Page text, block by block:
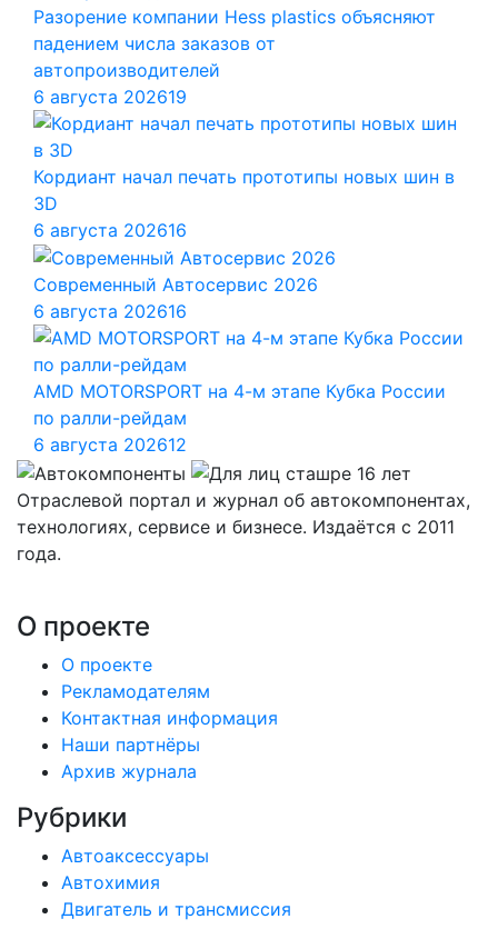
Разорение компании Hess plastics объясняют
падением числа заказов от
автопроизводителей
6 августа 202619
Кордиант начал печать прототипы новых шин в
3D
6 августа 202616
Современный Автосервис 2026
6 августа 202616
AMD MOTORSPORT на 4-м этапе Кубка России
по ралли-рейдам
6 августа 202612
Отраслевой портал и журнал об автокомпонентах,
технологиях, сервисе и бизнесе. Издаётся с 2011
года.
О проекте
О проекте
Рекламодателям
Контактная информация
Наши партнёры
Архив журнала
Рубрики
Автоаксессуары
Автохимия
Двигатель и трансмиссия